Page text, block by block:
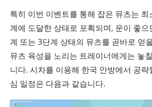
특히 이번 이벤트를 통해 잡은 뮤츠는
계에 도달한 상태로 포획되며, 운이 좋
계 또는 3단계 상태의 뮤츠를 곧바로 얻
뮤츠 육성을 노리는 트레이너에게는 놓
니다. 시차를 이용해 한국 안방에서 공략
심 일정은 다음과 같습니다.